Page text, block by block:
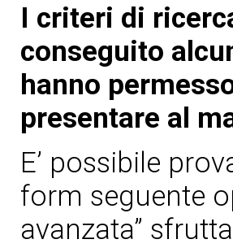
I criteri di
conseguito
hanno
presentare al
E’ possibile
form seguente
avanzata”